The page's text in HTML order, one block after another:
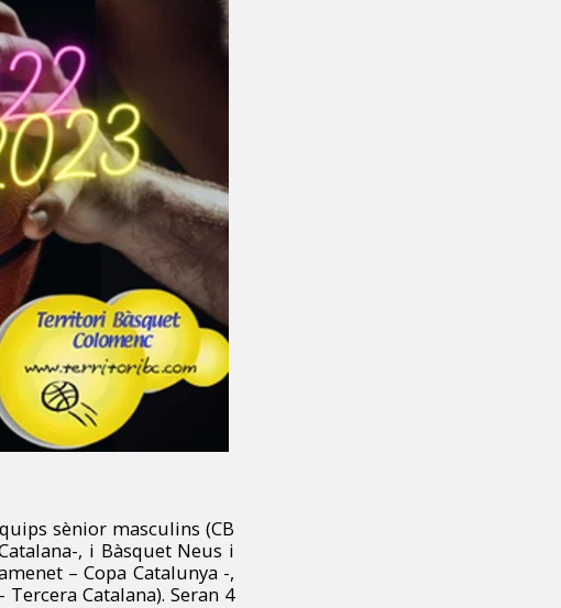
sènior masculins (CB
, i Bàsquet Neus i
– Copa Catalunya -,
Catalana). Seran 4